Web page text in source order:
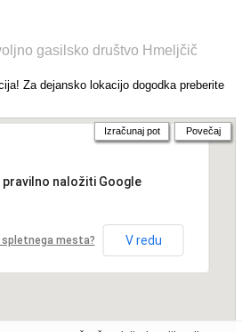
gasilsko društvo Hmeljčič
Za dejansko lokacijo dogodka preberite
naložiti Google
mesta? V redu
Izračunaj pot Povečaj